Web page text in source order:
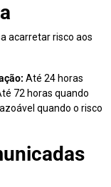
acarretar risco aos
Até 24 horas
72 horas quando
quando o risco